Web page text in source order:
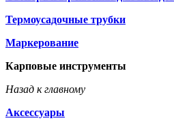
Термоусадочные трубки
Маркерование
Карповые инструменты
Назад к главному
Аксессуары